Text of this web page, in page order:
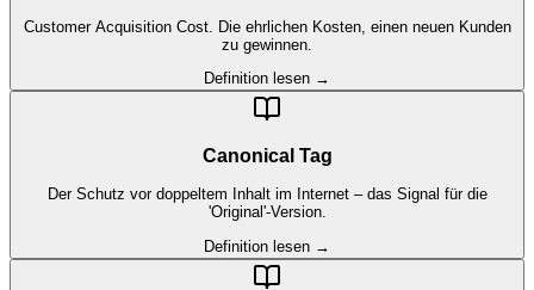
Customer Acquisition Cost. Die ehrlichen Kosten, einen neuen Kunden
zu gewinnen.
Definition lesen →
Canonical Tag
Der Schutz vor doppeltem Inhalt im Internet – das Signal für die
'Original'-Version.
Definition lesen →